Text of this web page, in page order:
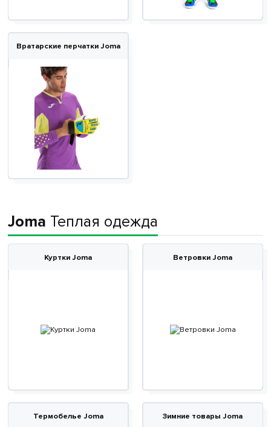
Вратарские перчатки Joma
Joma Теплая одежда
Куртки Joma Ветровки Joma
Термобелье Joma Зимние товары Joma